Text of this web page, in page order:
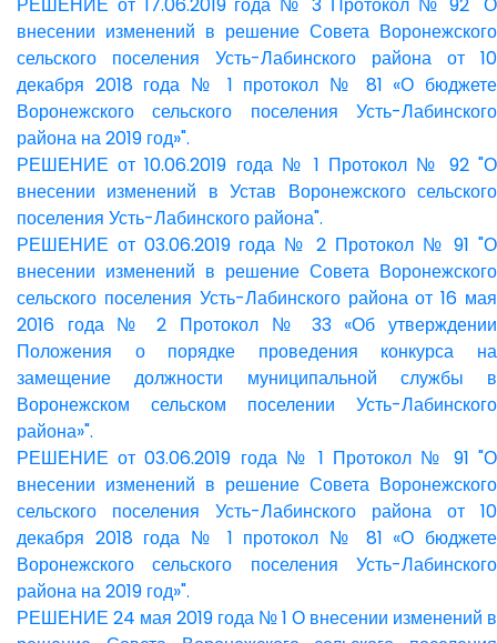
РЕШЕНИЕ от 17.06.2019 года № 3 Протокол № 92 "О
внесении изменений в решение Совета Воронежского
сельского поселения Усть-Лабинского района от 10
декабря 2018 года № 1 протокол № 81 «О бюджете
Воронежского сельского поселения Усть-Лабинского
района на 2019 год»".
РЕШЕНИЕ от 10.06.2019 года № 1 Протокол № 92 "О
внесении изменений в Устав Воронежского сельского
поселения Усть-Лабинского района".
РЕШЕНИЕ от 03.06.2019 года № 2 Протокол № 91 "О
внесении изменений в решение Совета Воронежского
сельского поселения Усть-Лабинского района от 16 мая
2016 года № 2 Протокол № 33 «Об утверждении
Положения о порядке проведения конкурса на
замещение должности муниципальной службы в
Воронежском сельском поселении Усть-Лабинского
района»".
РЕШЕНИЕ от 03.06.2019 года № 1 Протокол № 91 "О
внесении изменений в решение Совета Воронежского
сельского поселения Усть-Лабинского района от 10
декабря 2018 года № 1 протокол № 81 «О бюджете
Воронежского сельского поселения Усть-Лабинского
района на 2019 год»".
РЕШЕНИЕ 24 мая 2019 года № 1 О внесении изменений в